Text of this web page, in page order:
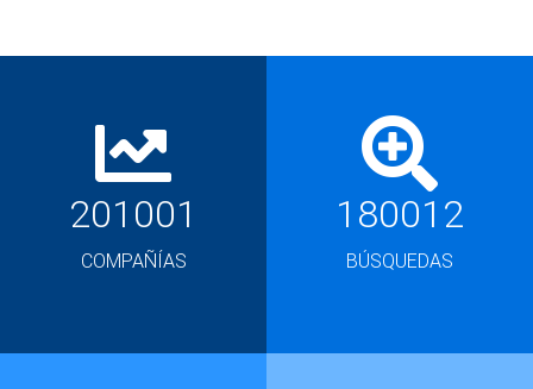
201001
COMPAÑÍAS
180012
BÚSQUEDAS